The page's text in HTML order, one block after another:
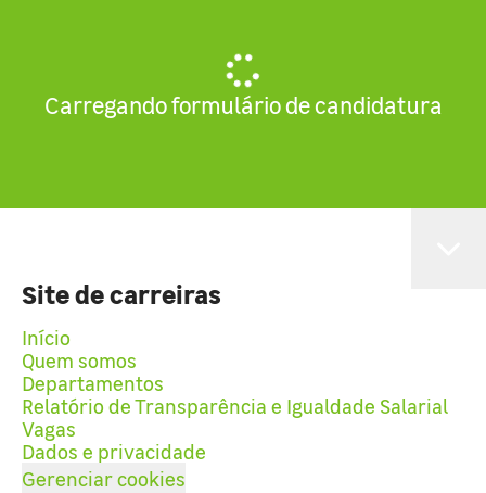
Carregando formulário de candidatura
Site de carreiras
Início
Quem somos
Departamentos
Relatório de Transparência e Igualdade Salarial
Vagas
Dados e privacidade
Gerenciar cookies